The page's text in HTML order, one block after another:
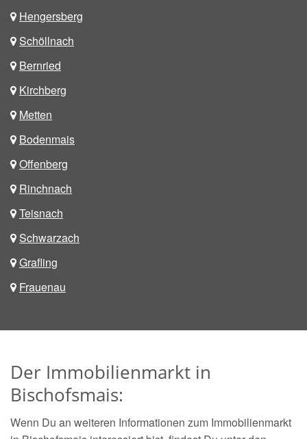
Hengersberg
Schöllnach
Bernried
Kirchberg
Metten
Bodenmais
Offenberg
Rinchnach
Teisnach
Schwarzach
Grafling
Frauenau
Der Immobilienmarkt in
Bischofsmais:
Wenn Du an weiteren Informationen zum Immobilienmarkt